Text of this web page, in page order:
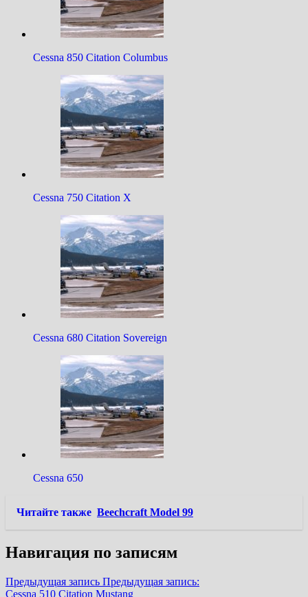
Cessna 850 Citation Columbus
Cessna 750 Citation X
Cessna 680 Citation Sovereign
Cessna 650
Читайте также Beechcraft Model 99
Навигация по записям
Предыдущая запись Предыдущая запись:
Cessna 510 Citation Mustang